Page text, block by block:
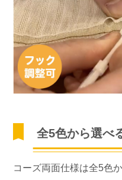
全5色から選べ
コーズ両面仕様は全5色